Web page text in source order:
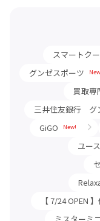
スマートク
グンゼスポーツ
買取
三井住友銀行 グ
GiGO New!
ユー
【 7/24 OPEN
ミスターミ